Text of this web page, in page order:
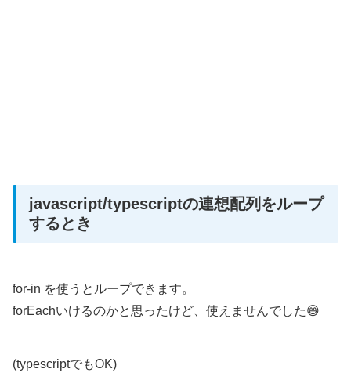
javascript/typescriptの連想配列をループ
するとき
for-in を使うとループできます。
forEachいけるのかと思ったけど、使えませんでした😅
(typescriptでもOK)